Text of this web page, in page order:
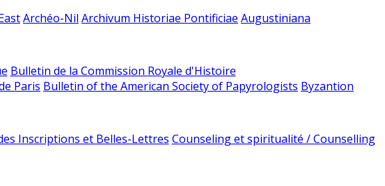
Archéo-Nil Archivum Historiae Pontificiae Augustiniana
Bulletin de la Commission Royale d'Histoire
Paris Bulletin of the American Society of Papyrologists Byzantion
Inscriptions et Belles-Lettres Counseling et spiritualité / Counselling